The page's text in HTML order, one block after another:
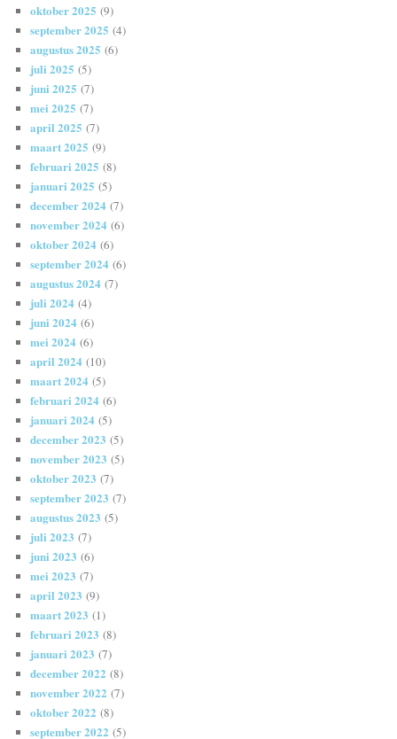
oktober 2025 (9)
september 2025 (4)
augustus 2025 (6)
juli 2025 (5)
juni 2025 (7)
mei 2025 (7)
april 2025 (7)
maart 2025 (9)
februari 2025 (8)
januari 2025 (5)
december 2024 (7)
november 2024 (6)
oktober 2024 (6)
september 2024 (6)
augustus 2024 (7)
juli 2024 (4)
juni 2024 (6)
mei 2024 (6)
april 2024 (10)
maart 2024 (5)
februari 2024 (6)
januari 2024 (5)
december 2023 (5)
november 2023 (5)
oktober 2023 (7)
september 2023 (7)
augustus 2023 (5)
juli 2023 (7)
juni 2023 (6)
mei 2023 (7)
april 2023 (9)
maart 2023 (1)
februari 2023 (8)
januari 2023 (7)
december 2022 (8)
november 2022 (7)
oktober 2022 (8)
september 2022 (5)